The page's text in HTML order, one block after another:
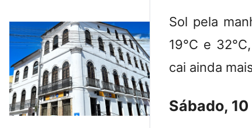
Sol pela
19°C e
cai ainda
Sábado,